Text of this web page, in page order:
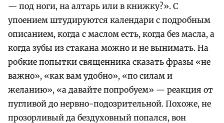
— под ноги, на алтарь или в книжку?». С
упоением штудируются календари с подробным
описанием, когда с маслом есть, когда без масла, а
когда зубы из стакана можно и не вынимать. На
робкие попытки священника сказать фразы «не
важно», «как вам удобно», «по силам и
желанию», «а давайте попробуем» — реакция от
пугливой до нервно-подозрительной. Похоже, не
прозорливый да бездуховный попался, вон